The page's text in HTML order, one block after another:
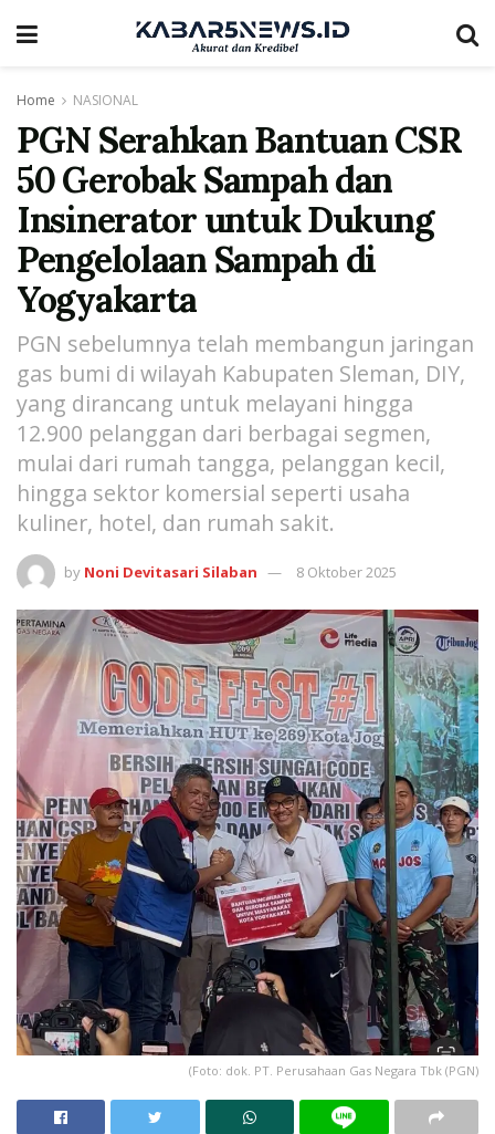
Home NASIONAL
PGN Serahkan Bantuan CSR
50 Gerobak Sampah dan
Insinerator untuk Dukung
Pengelolaan Sampah di
Yogyakarta
PGN sebelumnya telah membangun jaringan
gas bumi di wilayah Kabupaten Sleman, DIY,
yang dirancang untuk melayani hingga
12.900 pelanggan dari berbagai segmen,
mulai dari rumah tangga, pelanggan kecil,
hingga sektor komersial seperti usaha
kuliner, hotel, dan rumah sakit.
by Noni Devitasari Silaban 8 Oktober 2025
(Foto: dok. PT. Perusahaan Gas Negara Tbk (PGN)